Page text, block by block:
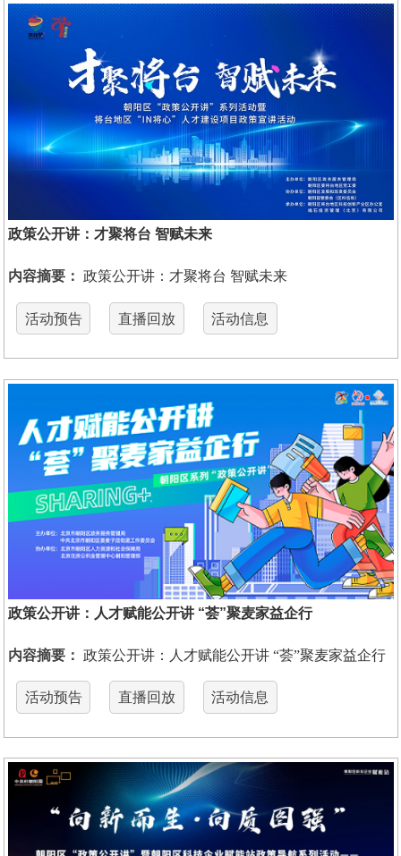
政策公开讲：才聚将台 智赋未来
内容摘要： 政策公开讲：才聚将台 智赋未来
活动预告 直播回放 活动信息
政策公开讲：人才赋能公开讲 “荟”聚麦家益企行
内容摘要： 政策公开讲：人才赋能公开讲 “荟”聚麦家益企行
活动预告 直播回放 活动信息